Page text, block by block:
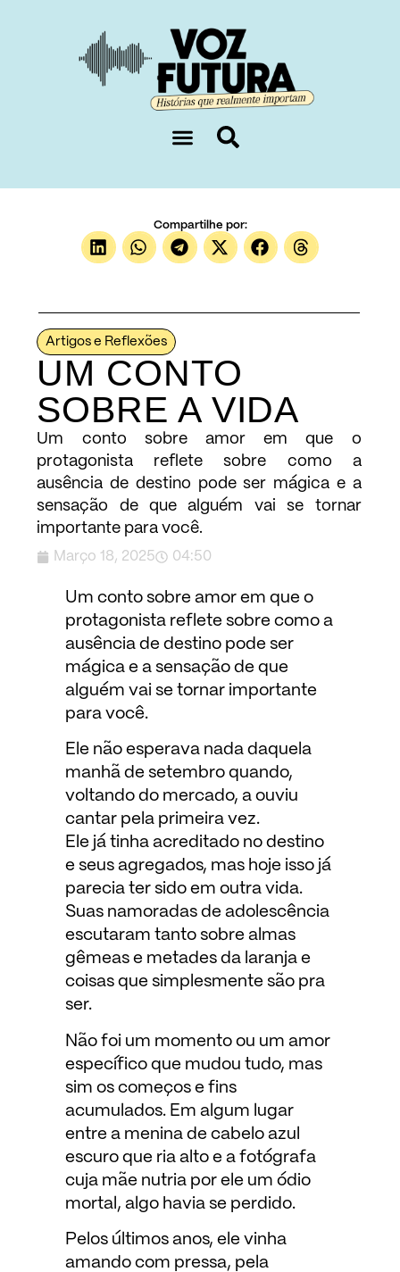
Compartilhe por:
Artigos e Reflexões
UM CONTO
SOBRE A VIDA
Um conto sobre amor em que o
protagonista reflete sobre como a
ausência de destino pode ser mágica e a
sensação de que alguém vai se tornar
importante para você.
Março 18, 2025 04:50
Um conto sobre amor em que o
protagonista reflete sobre como a
ausência de destino pode ser
mágica e a sensação de que
alguém vai se tornar importante
para você.
Ele não esperava nada daquela
manhã de setembro quando,
voltando do mercado, a ouviu
cantar pela primeira vez.
Ele já tinha acreditado no destino
e seus agregados, mas hoje isso já
parecia ter sido em outra vida.
Suas namoradas de adolescência
escutaram tanto sobre almas
gêmeas e metades da laranja e
coisas que simplesmente são pra
ser.
Não foi um momento ou um amor
específico que mudou tudo, mas
sim os começos e fins
acumulados. Em algum lugar
entre a menina de cabelo azul
escuro que ria alto e a fotógrafa
cuja mãe nutria por ele um ódio
mortal, algo havia se perdido.
Pelos últimos anos, ele vinha
amando com pressa, pela